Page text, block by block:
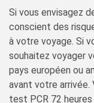
Si vous envisagez
conscient des
à votre voyage. Si
souhaitez voyager
pays européen ou
avant votre
test PCR 72